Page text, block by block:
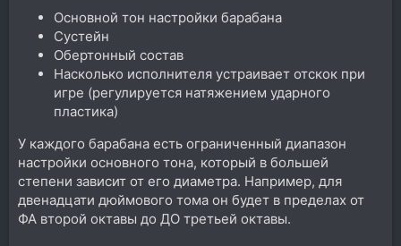
Основной тон настройки барабана
Сустейн
Обертонный состав
Насколько исполнителя устраивает отскок при
игре (регулируется натяжением ударного
пластика)
У каждого барабана есть ограниченный диапазон
настройки основного тона, который в большей
степени зависит от его диаметра. Например, для
двенадцати дюймового тома он будет в пределах от
ФА второй октавы до ДО третьей октавы.